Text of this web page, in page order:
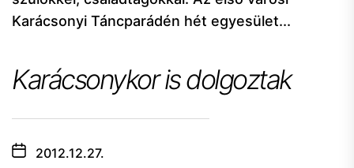
Karácsonyi Táncparádén hét egyesület...
Karácsonykor is dolgoztak
2012.12.27.